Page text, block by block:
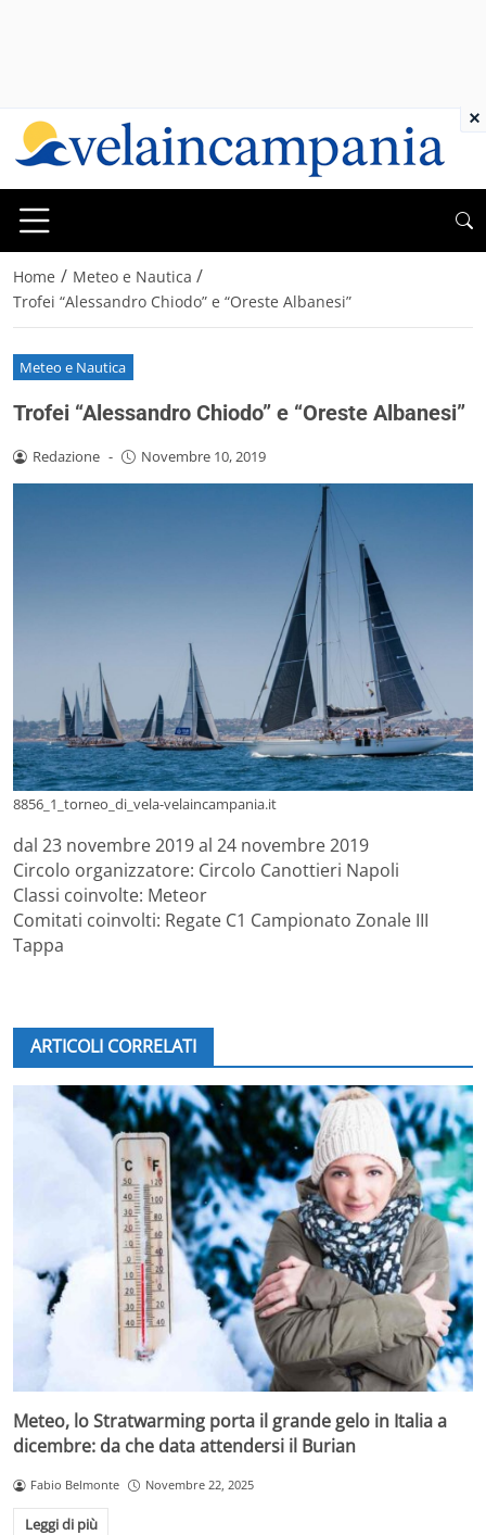
Home / Meteo e Nautica /
Trofei “Alessandro Chiodo” e “Oreste Albanesi”
Meteo e Nautica
Trofei “Alessandro Chiodo” e “Oreste Albanesi”
Redazione - Novembre 10, 2019
8856_1_torneo_di_vela-velaincampania.it
dal 23 novembre 2019 al 24 novembre 2019
Circolo organizzatore: Circolo Canottieri Napoli
Classi coinvolte: Meteor
Comitati coinvolti: Regate C1 Campionato Zonale III
Tappa
ARTICOLI CORRELATI
Meteo, lo Stratwarming porta il grande gelo in Italia a
dicembre: da che data attendersi il Burian
Fabio Belmonte Novembre 22, 2025
Leggi di più
×